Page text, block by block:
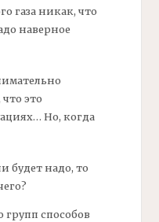
газа никак, что
наверное
это
Но, когда
будет надо, то
способов